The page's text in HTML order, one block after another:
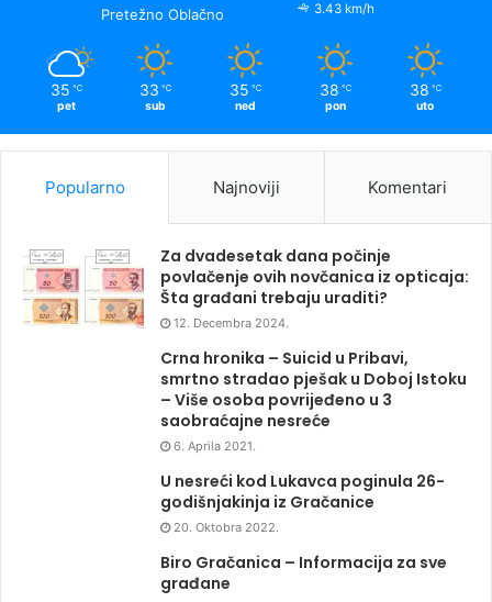
Pretežno Oblačno
3.43 km/h
35 ℃
pet
33 ℃
sub
35 ℃
ned
38 ℃
pon
38 ℃
uto
Popularno Najnoviji Komentari
Za dvadesetak dana počinje
povlačenje ovih novčanica iz opticaja:
Šta građani trebaju uraditi?
12. Decembra 2024.
Crna hronika – Suicid u Pribavi,
smrtno stradao pješak u Doboj Istoku
– Više osoba povrijeđeno u 3
saobraćajne nesreće
6. Aprila 2021.
U nesreći kod Lukavca poginula 26-
godišnjakinja iz Gračanice
20. Oktobra 2022.
Biro Gračanica – Informacija za sve
građane